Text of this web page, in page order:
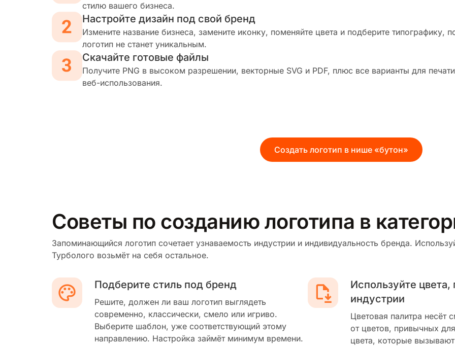
стилю вашего бизнеса.
Настройте дизайн под свой бренд
Измените название бизнеса, замените иконку, поменяйте цвета и подберите типографику,
логотип не станет уникальным.
Скачайте готовые файлы
Получите PNG в высоком разрешении, векторные SVG и PDF, плюс все варианты для
веб-использования.
Создать логотип в нише «бутон»
Советы по созданию логотипа в
Запоминающийся логотип сочетает узнаваемость индустрии и индивидуальность бренда.
Турболого возьмёт на себя остальное.
Подберите стиль под бренд
Решите, должен ли ваш логотип выглядеть
современно, классически, смело или игриво.
Выберите шаблон, уже соответствующий этому
направлению. Настройка займёт минимум времени.
Используйте
индустрии
Цветовая палитра несёт
от цветов, привычных
цвета, которые